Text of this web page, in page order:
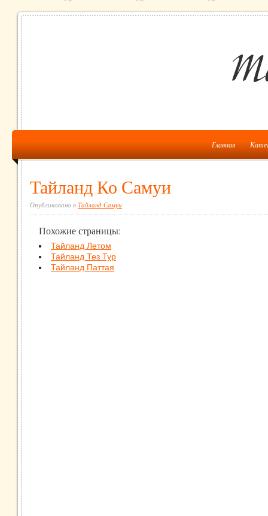
Главная
Тайланд Ко Самуи
Опубликовано в Тайланд Самуи
Похожие страницы:
Тайланд Летом
Тайланд Тез Тур
Тайланд Паттая